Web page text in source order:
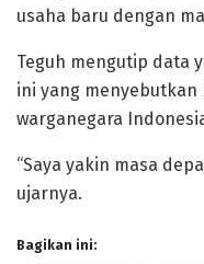
usaha baru dengan
Teguh mengutip data
ini yang menyebutkan
warganegara
“Saya yakin masa
ujarnya.
Bagikan ini: